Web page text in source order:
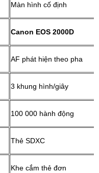
Màn hình cố định
Canon EOS 2000D
AF phát hiện theo pha
3 khung hình/giây
100 000 hành động
Thẻ SDXC
Khe cắm thẻ đơn